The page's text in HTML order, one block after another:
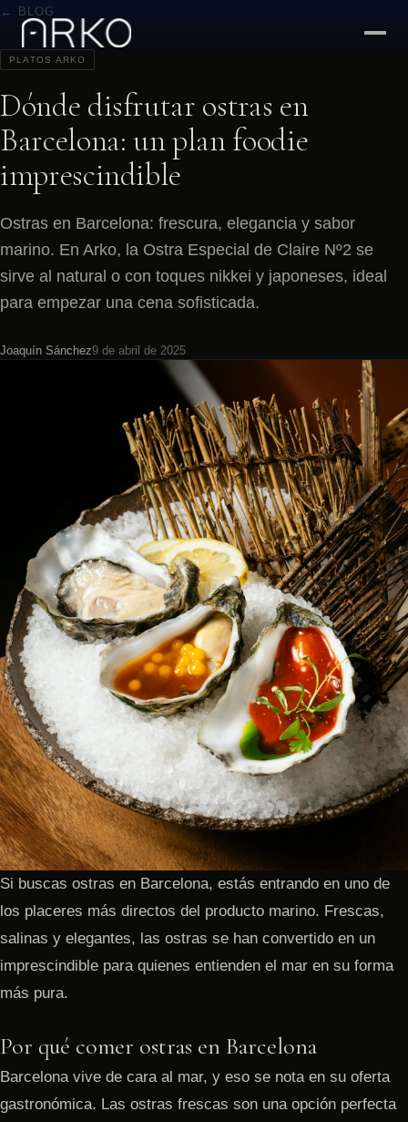
← BLOG
PLATOS ARKO
Dónde disfrutar ostras en
Barcelona: un plan foodie
imprescindible
Ostras en Barcelona: frescura, elegancia y sabor
marino. En Arko, la Ostra Especial de Claire Nº2 se
sirve al natural o con toques nikkei y japoneses, ideal
para empezar una cena sofisticada.
Joaquín Sánchez9 de abril de 2025
Si buscas ostras en Barcelona, estás entrando en uno de
los placeres más directos del producto marino. Frescas,
salinas y elegantes, las ostras se han convertido en un
imprescindible para quienes entienden el mar en su forma
más pura.
Por qué comer ostras en Barcelona
Barcelona vive de cara al mar, y eso se nota en su oferta
gastronómica. Las ostras frescas son una opción perfecta